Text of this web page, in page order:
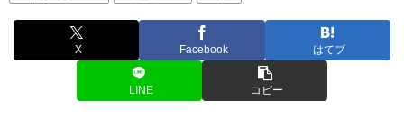
X Facebook はてブ
LINE コピー